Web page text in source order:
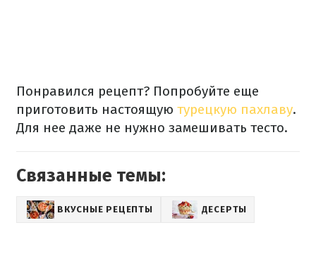
Понравился рецепт? Попробуйте еще
приготовить настоящую турецкую пахлаву.
Для нее даже не нужно замешивать тесто.
Связанные темы:
ВКУСНЫЕ РЕЦЕПТЫ ДЕСЕРТЫ